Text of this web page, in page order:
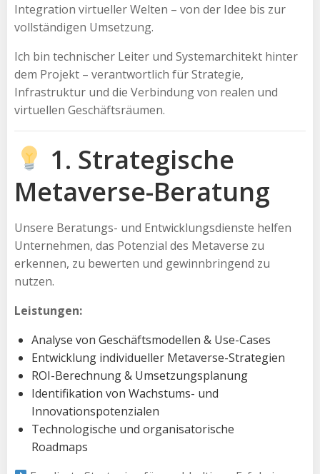
Integration virtueller Welten – von der Idee bis zur
vollständigen Umsetzung.
Ich bin technischer Leiter und Systemarchitekt hinter
dem Projekt – verantwortlich für Strategie,
Infrastruktur und die Verbindung von realen und
virtuellen Geschäftsräumen.
1. Strategische
Metaverse-Beratung
Unsere Beratungs- und Entwicklungsdienste helfen
Unternehmen, das Potenzial des Metaverse zu
erkennen, zu bewerten und gewinnbringend zu
nutzen.
Leistungen:
Analyse von Geschäftsmodellen & Use-Cases
Entwicklung individueller Metaverse-Strategien
ROI-Berechnung & Umsetzungsplanung
Identifikation von Wachstums- und
Innovationspotenzialen
Technologische und organisatorische
Roadmaps